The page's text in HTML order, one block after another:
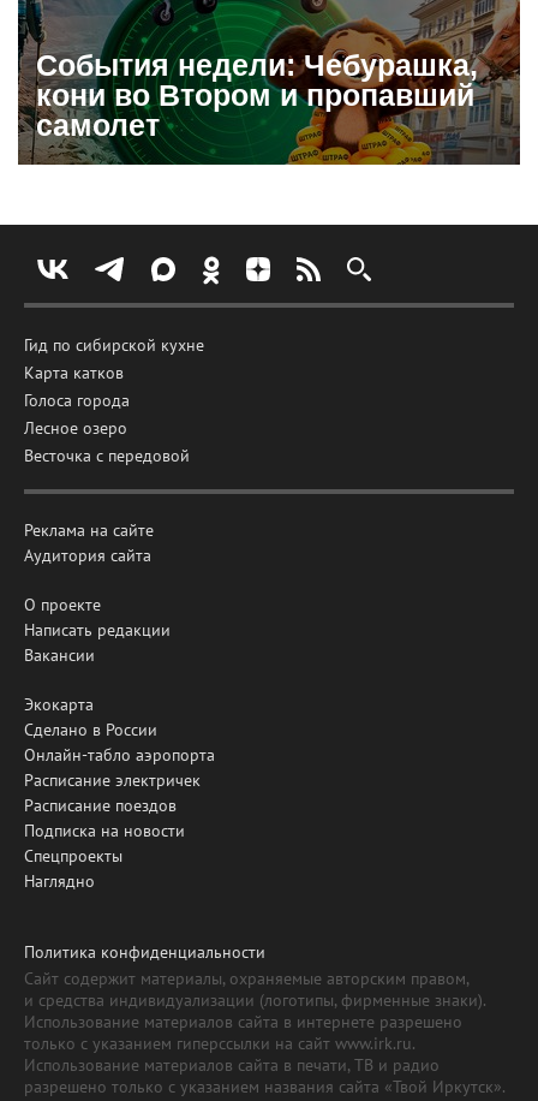
События недели: Чебурашка,
кони во Втором и пропавший
самолет
Гид по сибирской кухне
Карта катков
Голоса города
Лесное озеро
Весточка с передовой
Реклама на сайте
Аудитория сайта
О проекте
Написать редакции
Вакансии
Экокарта
Сделано в России
Онлайн-табло аэропорта
Расписание электричек
Расписание поездов
Подписка на новости
Спецпроекты
Наглядно
Политика конфиденциальности
Сайт содержит материалы, охраняемые авторским правом,
и средства индивидуализации (логотипы, фирменные знаки).
Использование материалов сайта в интернете разрешено
только с указанием гиперссылки на сайт www.irk.ru.
Использование материалов сайта в печати, ТВ и радио
разрешено только с указанием названия сайта «Твой Иркутск».